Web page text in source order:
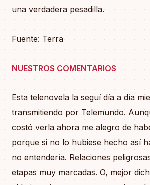
una verdadera pesadilla.
Fuente: Terra
NUESTROS COMENTARIOS
Esta telenovela la seguí día a día
transmitiendo por Telemundo.
costó verla ahora me alegro de
porque si no lo hubiese hecho así
no entendería. Relaciones
etapas muy marcadas. O, mejor